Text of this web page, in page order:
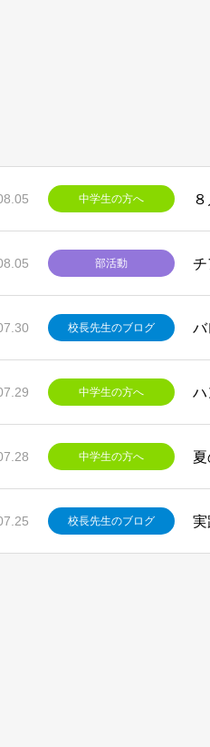
中学生の方へ
部活動 チ
校長先生のブログ バ
中学生の方へ ハ
中学生の方へ
校長先生のブログ